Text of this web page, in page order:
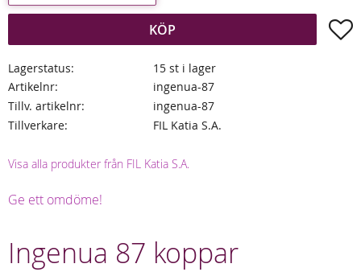
KÖP
Lagerstatus
15 st i lager
Artikelnr
ingenua-87
Tillv. artikelnr
ingenua-87
Tillverkare
FIL Katia S.A.
Visa alla produkter från FIL Katia S.A.
Ge ett omdöme!
Ingenua 87 koppar